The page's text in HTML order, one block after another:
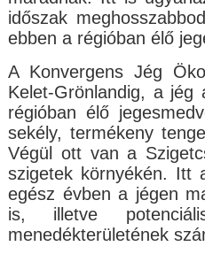
időszak
ebben a régióban élő
A Konvergens Jég
Kelet-Grönlandig, a
régióban élő
sekély, termékeny
Végül ott van a
szigetek környékén. Itt
egész évben a jégen
is, illetve
menedékterületének